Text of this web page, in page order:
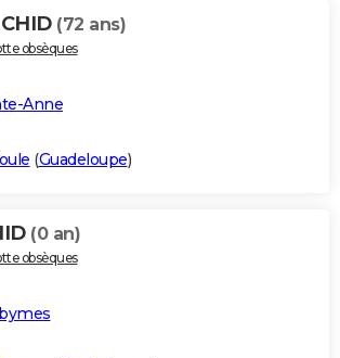
(72 ans)
obsèques
Anne
(Guadeloupe)
(0 an)
obsèques